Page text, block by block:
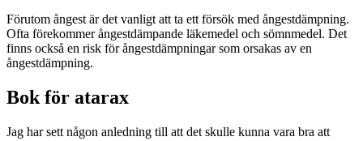
Förutom ångest är det vanligt att ta ett försök med ångestdämpning.
Ofta förekommer ångestdämpande läkemedel och sömnmedel. Det
finns också en risk för ångestdämpningar som orsakas av en
ångestdämpning.
Bok för atarax
Jag har sett någon anledning till att det skulle kunna vara bra att